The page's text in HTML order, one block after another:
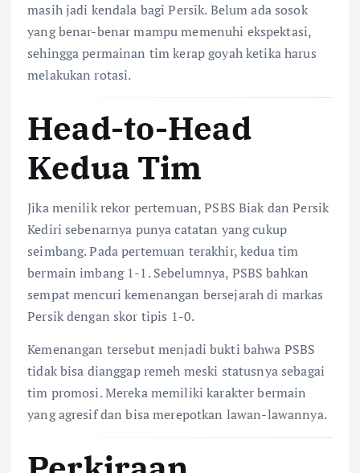
masih jadi kendala bagi Persik. Belum ada sosok
yang benar-benar mampu memenuhi ekspektasi,
sehingga permainan tim kerap goyah ketika harus
melakukan rotasi.
Head-to-Head
Kedua Tim
Jika menilik rekor pertemuan, PSBS Biak dan Persik
Kediri sebenarnya punya catatan yang cukup
seimbang. Pada pertemuan terakhir, kedua tim
bermain imbang 1-1. Sebelumnya, PSBS bahkan
sempat mencuri kemenangan bersejarah di markas
Persik dengan skor tipis 1-0.
Kemenangan tersebut menjadi bukti bahwa PSBS
tidak bisa dianggap remeh meski statusnya sebagai
tim promosi. Mereka memiliki karakter bermain
yang agresif dan bisa merepotkan lawan-lawannya.